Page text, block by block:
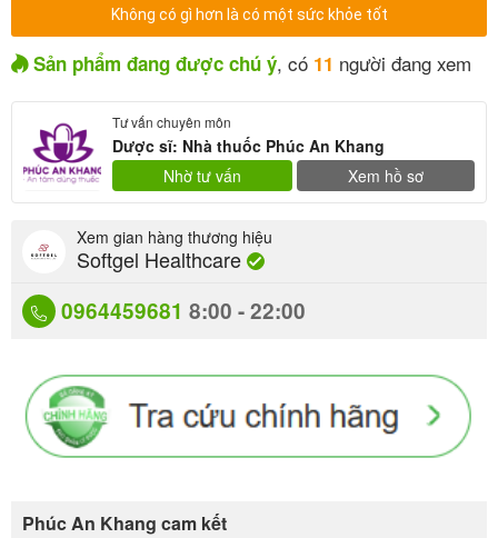
Không có gì hơn là có một sức khỏe tốt
Sản phẩm đang được chú ý, có 11 người đang xem
Tư vấn chuyên môn
Dược sĩ: Nhà thuốc Phúc An Khang
Nhờ tư vấn
Xem hồ sơ
0964459681 8:00 - 22:00
Xem gian hàng thương hiệu
Softgel Healthcare
Phúc An Khang cam kết